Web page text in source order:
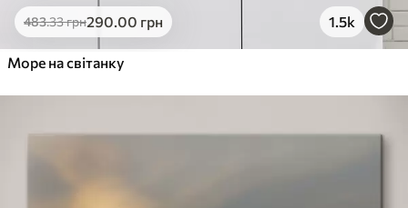
483.33грн290.00 грн 1.5k
Море на світанку